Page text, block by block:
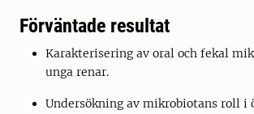
Förväntade resultat
Karakterisering av oral och fekal
unga renar.
Undersökning av mikrobiotans roll i